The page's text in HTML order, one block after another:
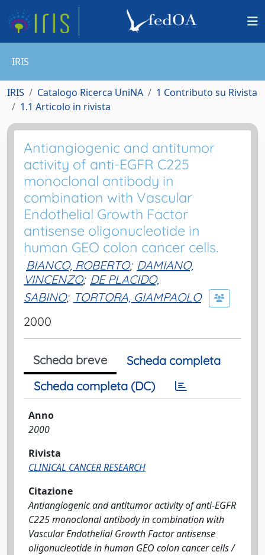
IRIS
IRIS Catalogo Ricerca UniNA
1 Contributo su Rivista
1.1 Articolo in rivista
Antiangiogenic and antitumor
activity of anti-EGFR C225
monoclonal antibody in
combination with Vascular
Endothelial Growth Factor
antisense oligonucleotide in
human GEO colon cancer cells.
BIANCO, ROBERTO; DAMIANO,
VINCENZO; DE PLACIDO,
SABINO; TORTORA, GIAMPAOLO
2000
Scheda breve
Scheda completa
Scheda completa (DC)
Anno
2000
Rivista
CLINICAL CANCER RESEARCH
Citazione
Antiangiogenic and antitumor activity of anti-EGFR
C225 monoclonal antibody in combination with
Vascular Endothelial Growth Factor antisense
oligonucleotide in human GEO colon cancer cells /